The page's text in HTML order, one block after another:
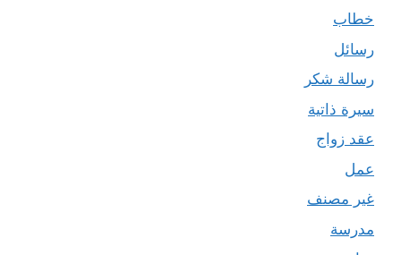
خطاب
رسائل
رسالة شكر
سيرة ذاتية
عقد زواج
عمل
غير مصنف
مدرسة